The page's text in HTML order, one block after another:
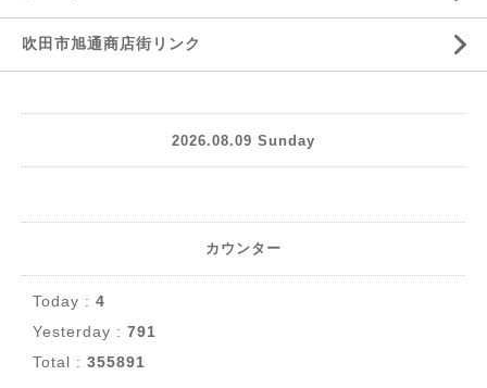
吹田市旭通商店街リンク
2026.08.09 Sunday
カウンター
Today : 4
Yesterday : 791
Total : 355891